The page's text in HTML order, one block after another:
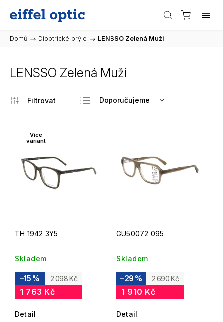
Domů / Dioptrické brýle / LENSSO Zelená Muži
LENSSO Zelená Muži
Doporučujeme
Abecedně
Více
variant
TH 1942 3Y5
Skladem
2 098 Kč
–15 %
1 763 Kč
Detail
GU50072 095
Skladem
2 690 Kč
–29 %
1 910 Kč
Detail